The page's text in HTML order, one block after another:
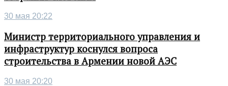
30 мая 20:22
Министр территориального управления и
инфраструктур коснулся вопроса
строительства в Армении новой АЭС
30 мая 20:20